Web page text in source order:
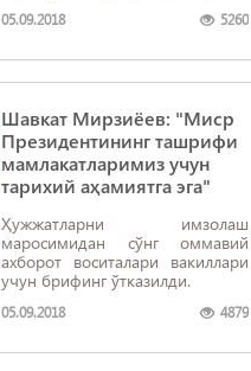
05.09.2018 5260
Шавкат Мирзиёев: "Миср
Президентининг ташрифи
мамлакатларимиз учун
тарихий аҳамиятга эга"
Ҳужжатларни имзолаш
маросимидан сўнг оммавий
ахборот воситалари вакиллари
учун брифинг ўтказилди.
05.09.2018 4879